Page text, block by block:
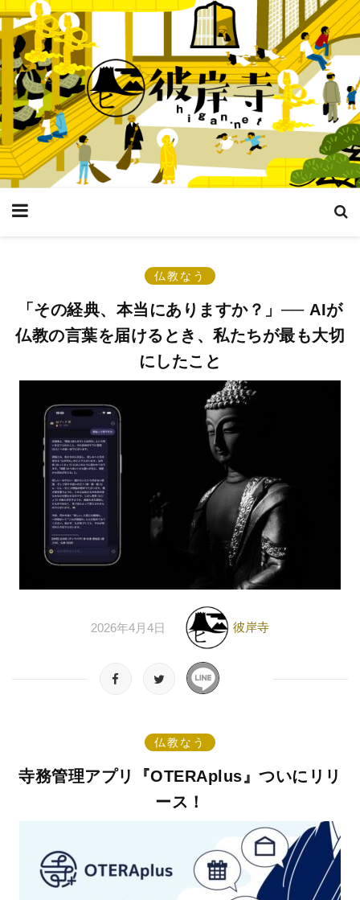
仏教なう
「その経典、本当にありますか？」── AIが
仏教の言葉を届けるとき、私たちが最も大切
にしたこと
2026年4月4日 彼岸寺
仏教なう
寺務管理アプリ『OTERAplus』ついにリリ
ース！